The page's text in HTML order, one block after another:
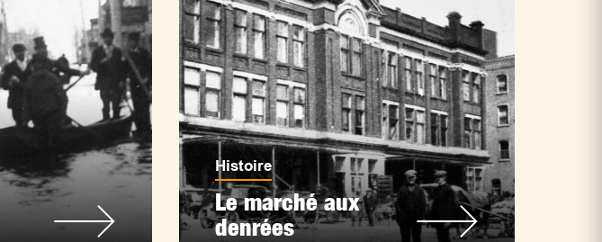
Histoire
Le marché aux
denrées